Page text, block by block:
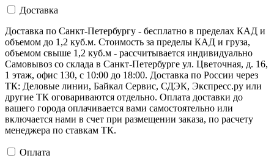
Доставка
Доставка по Санкт-Петербургу - бесплатно в пределах КАД и
объемом до 1,2 куб.м. Стоимость за пределы КАД и груза,
объемом свыше 1,2 куб.м - рассчитывается индивидуально
Самовывоз со склада в Санкт-Петербурге ул. Цветочная, д. 16,
1 этаж, офис 130, с 10:00 до 18:00. Доставка по России через
ТК: Деловые линии, Байкал Сервис, СДЭК, Экспресс.ру или
другие ТК оговариваются отдельно. Оплата доставки до
вашего города оплачивается вами самостоятельно или
включается нами в счет при размещении заказа, по расчету
менеджера по ставкам ТК.
Оплата